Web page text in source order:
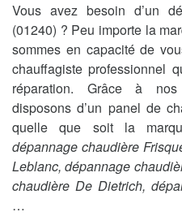
Vous avez besoin d’un
(01240) ? Peu importe la
sommes en capacité de
chauffagiste professionnel
réparation. Grâce à
disposons d’un panel de
quelle que soit la
dépannage chaudière
Leblanc, dépannage
chaudière De Dietrich,
…